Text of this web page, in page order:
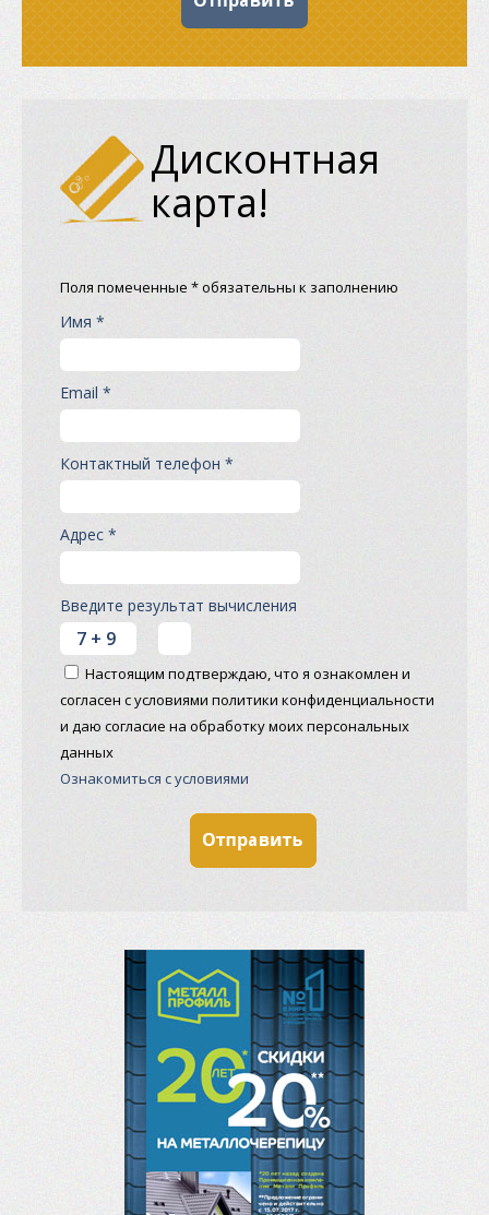
Дисконтная
карта!
Поля помеченные * обязательны к заполнению
Имя *
Email *
Контактный телефон *
Адрес *
Введите результат вычисления
Настоящим подтверждаю, что я ознакомлен и
согласен с условиями политики конфиденциальности
и даю согласие на обработку моих персональных
данных
Ознакомиться с условиями